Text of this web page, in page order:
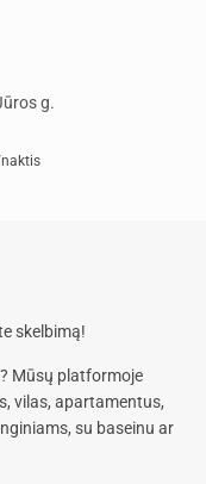
g.
skelbimą!
Mūsų platformoje
vilas, apartamentus,
su baseinu ar